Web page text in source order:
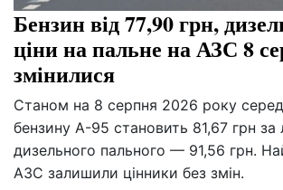
Бензин від 77,90 грн,
ціни на пальне на АЗС 8
змінилися
Станом на 8 серпня 2026 року
бензину А-95 становить 81,67 грн за
дизельного пального — 91,56 грн.
АЗС залишили цінники без змін.